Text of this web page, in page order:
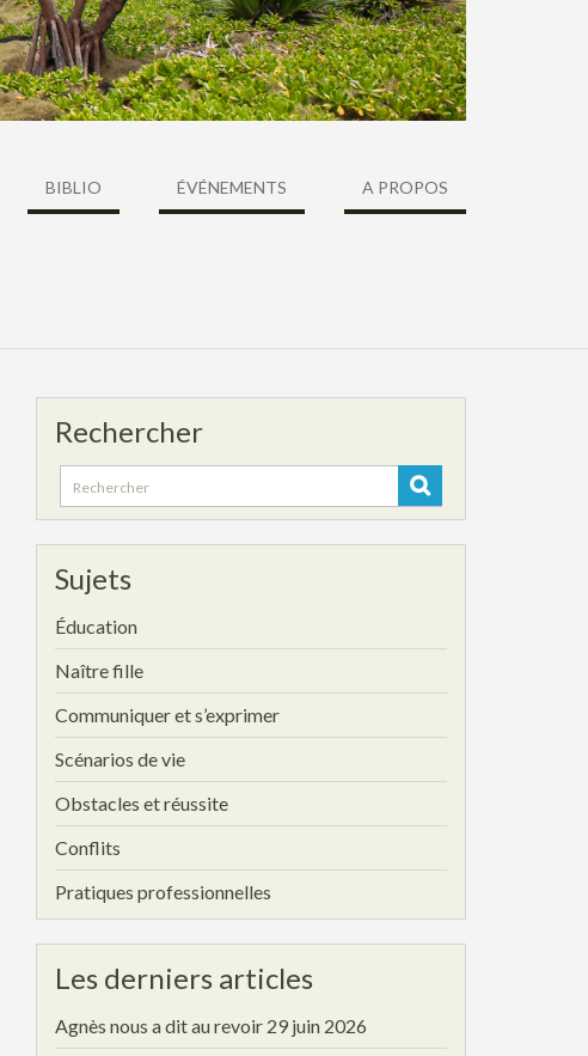
BIBLIO ÉVÉNEMENTS A PROPOS
Rechercher
Search
for:
Sujets
Éducation
Naître fille
Communiquer et s’exprimer
Scénarios de vie
Obstacles et réussite
Conflits
Pratiques professionnelles
Les derniers articles
Agnès nous a dit au revoir 29 juin 2026